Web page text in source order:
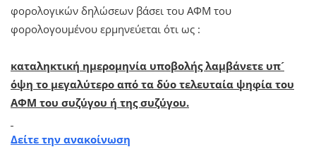
φορολογικών δηλώσεων βάσει του ΑΦΜ του
φορολογουμένου ερμηνεύεται ότι ως :
καταληκτική ημερομηνία υποβολής λαμβάνετε υπ´
όψη το μεγαλύτερο από τα δύο τελευταία ψηφία του
ΑΦΜ του συζύγου ή της συζύγου.
Δείτε την ανακοίνωση